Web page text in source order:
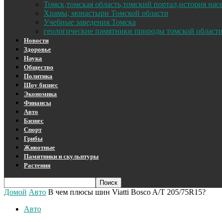
Томск,томская область,томский портал,история
Храмы, монастыри Томской области
Учебные заведения Томска
геологические памятники природы томской области
Новости
Здоровье
Наука
Общество
Политика
Шоу бизнес
Экономика
Финансы
Авто
Бизнес
Спорт
Грибы
Животные
Памятники и скульптуры
Растения
Домой Авто В чем плюсы шин Viatti Bosco A/T 205/75R15?
Авто